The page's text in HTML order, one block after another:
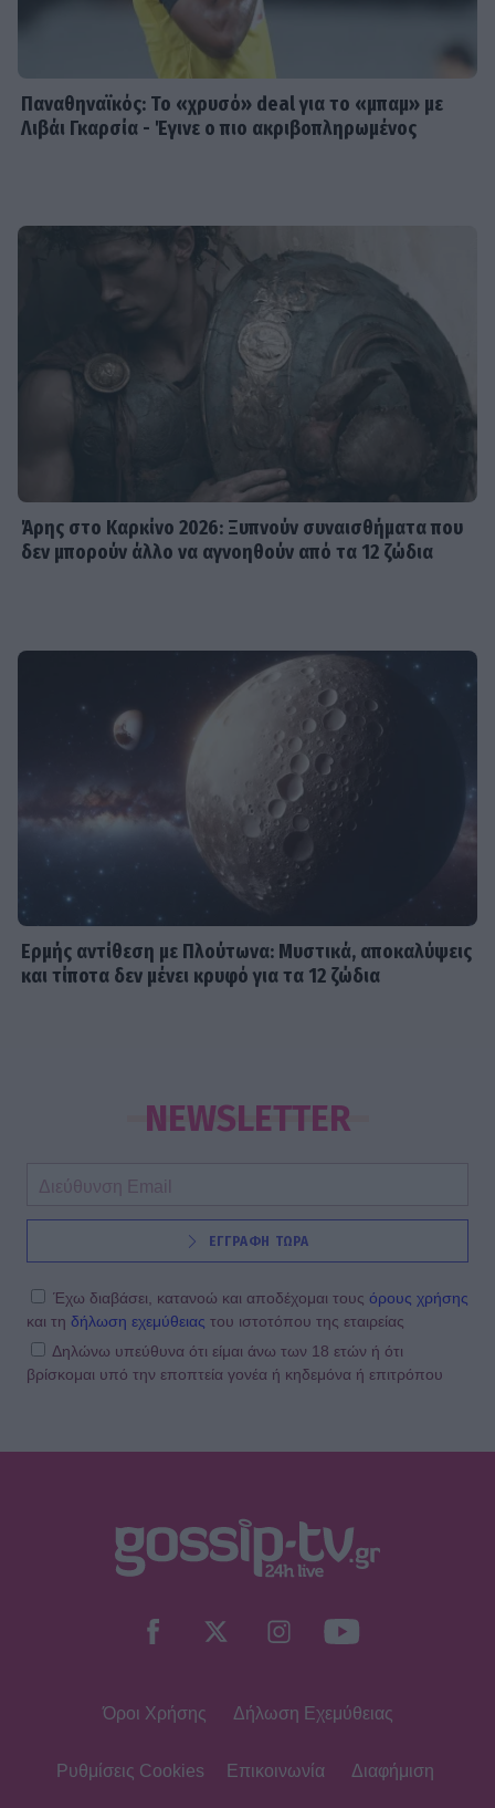
Παναθηναϊκός: Το «χρυσό» deal για το «μπαμ» με
Λιβάι Γκαρσία - Έγινε ο πιο ακριβοπληρωμένος
Άρης στο Καρκίνο 2026: Ξυπνούν συναισθήματα που
δεν μπορούν άλλο να αγνοηθούν από τα 12 ζώδια
Ερμής αντίθεση με Πλούτωνα: Μυστικά, αποκαλύψεις
και τίποτα δεν μένει κρυφό για τα 12 ζώδια
NEWSLETTER
ΕΓΓΡΑΦΗ ΤΩΡΑ
Έχω διαβάσει, κατανοώ και αποδέχομαι τους όρους χρήσης
και τη δήλωση εχεμύθειας του ιστοτόπου της εταιρείας
Δηλώνω υπεύθυνα ότι είμαι άνω των 18 ετών ή ότι
βρίσκομαι υπό την εποπτεία γονέα ή κηδεμόνα ή επιτρόπου
Όροι Χρήσης Δήλωση Εχεμύθειας
Ρυθμίσεις Cookies Επικοινωνία Διαφήμιση